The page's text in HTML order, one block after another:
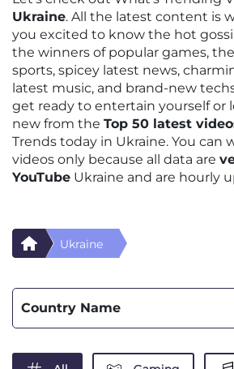
Ukraine. All the latest content is
you excited to know the hot
the winners of popular games,
sports, spicey latest news,
latest music, and brand-new
get ready to entertain yourself or
new from the Top 50 latest
Trends today in Ukraine. You can
videos only because all data are
YouTube Ukraine and are hourly
Ukraine
Country Name